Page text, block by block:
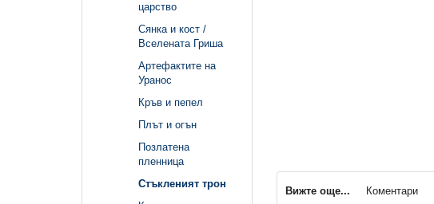
царство
Сянка и кост /
Вселената Гриша
Артефактите на
Уранос
Кръв и пепел
Плът и огън
Позлатена
пленница
Стъкленият трон
Вижте още... Коментари